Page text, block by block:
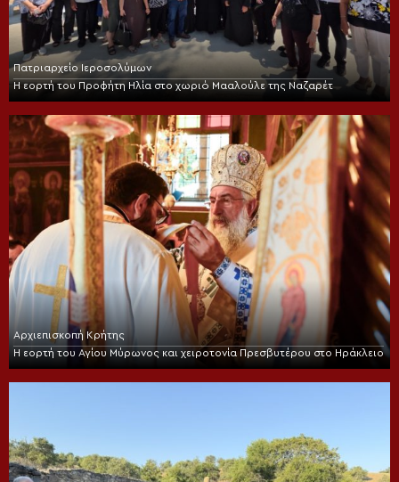
Πατριαρχείο Ιεροσολύμων
Η εορτή του Προφήτη Ηλία στο χωριό Μααλούλε της Ναζαρέτ
Αρχιεπισκοπή Κρήτης
Η εορτή του Αγίου Μύρωνος και χειροτονία Πρεσβυτέρου στο Ηράκλειο